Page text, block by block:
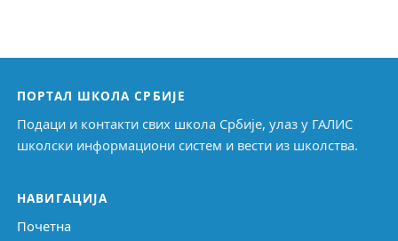
ПОРТАЛ ШКОЛА СРБИЈЕ
Подаци и контакти свих школа Србије, улаз у ГАЛИС
школски информациони систем и вести из школства.
НАВИГАЦИЈА
Почетна